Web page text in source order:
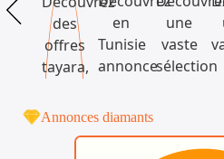
Annonces diamants